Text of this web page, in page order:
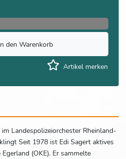
den Warenkorb
Artikel merken
Landespolizeiorchester Rheinland-
Seit 1978 ist Edi Sagert aktives
(OKE). Er sammelte